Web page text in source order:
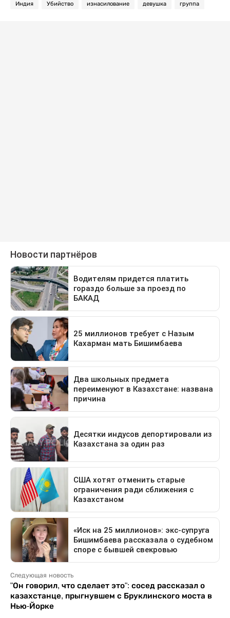
Индия Убийство изнасилование девушка группа
Следующая новость
"Он говорил, что сделает это": сосед рассказал о
казахстанце, прыгнувшем с Бруклинского моста в
Нью-Йорке